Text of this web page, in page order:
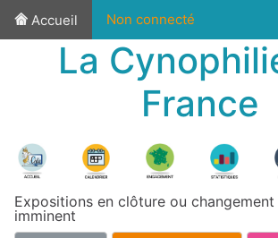
Accueil Non connecté
La
France
Expositions en clôture ou
imminent